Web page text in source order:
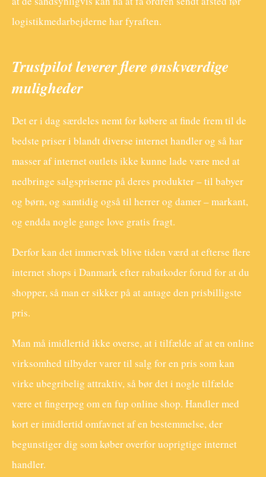
logistikmedarbejderne har fyraften.
Trustpilot leverer flere ønskværdige
muligheder
Det er i dag særdeles nemt for købere at finde frem til de
bedste priser i blandt diverse internet handler og så har
masser af internet outlets ikke kunne lade være med at
nedbringe salgspriserne på deres produkter – til babyer
og børn, og samtidig også til herrer og damer – markant,
og endda nogle gange love gratis fragt.
Derfor kan det immervæk blive tiden værd at efterse flere
internet shops i Danmark efter rabatkoder forud for at du
shopper, så man er sikker på at antage den prisbilligste
pris.
Man må imidlertid ikke overse, at i tilfælde af at en online
virksomhed tilbyder varer til salg for en pris som kan
virke ubegribelig attraktiv, så bør det i nogle tilfælde
være et fingerpeg om en fup online shop. Handler med
kort er imidlertid omfavnet af en bestemmelse, der
begunstiger dig som køber overfor uoprigtige internet
handler.